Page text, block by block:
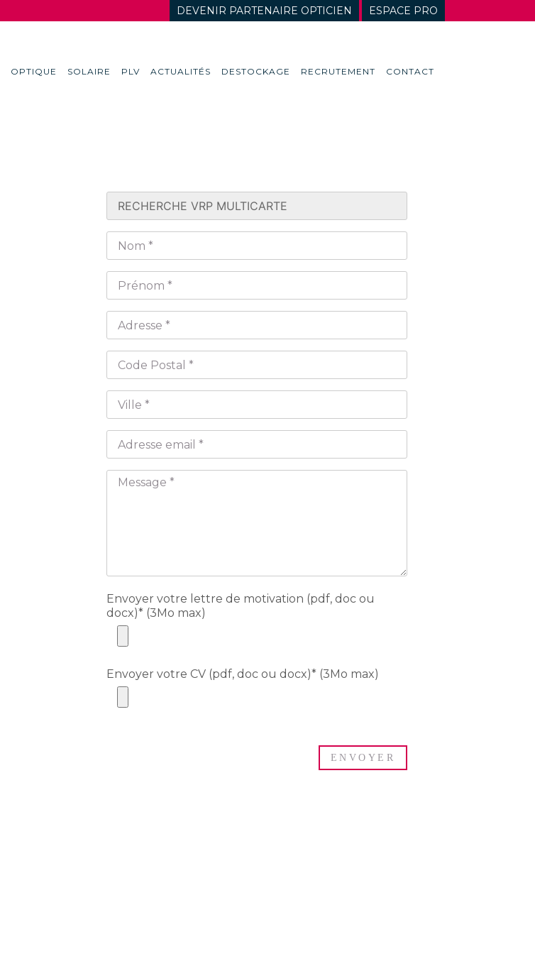
DEVENIR PARTENAIRE OPTICIEN ESPACE PRO
OPTIQUE SOLAIRE PLV ACTUALITÉS DESTOCKAGE RECRUTEMENT CONTACT
Envoyer votre lettre de motivation (pdf, doc ou
docx)* (3Mo max)
Envoyer votre CV (pdf, doc ou docx)* (3Mo max)